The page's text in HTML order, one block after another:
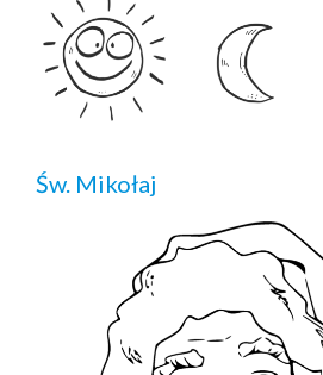
Św. Mikołaj